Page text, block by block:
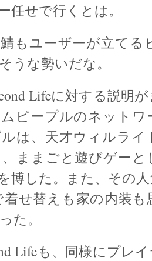
任せで行くとは。
もユーザーが立てる
うな勢いだな。
Lifeに対する説明
ピープルのネットワ
は、天才ウィルライ
ままごと遊びゲーと
博した。また、その
着せ替えも家の内装
た。
Lifeも、同様にプレ